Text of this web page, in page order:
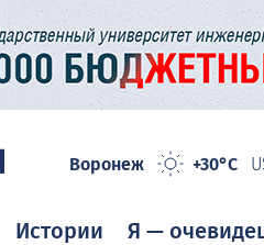
Воронеж +30°C
Истории Я —